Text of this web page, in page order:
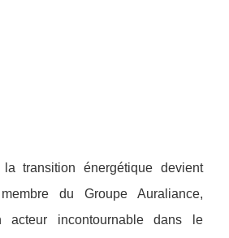
transition énergétique devient
du Groupe Auraliance,
acteur incontournable dans le